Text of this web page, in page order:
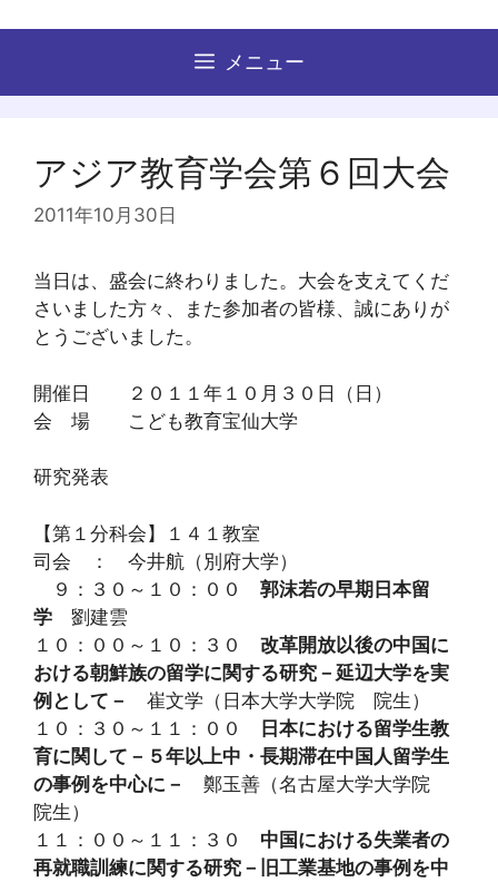
ン
メニュー
アジア教育学会第６回大会
2011年10月30日
当日は、盛会に終わりました。大会を支えてくだ
さいました方々、また参加者の皆様、誠にありが
とうございました。
開催日 ２０１１年１０月３０日（日）
会 場 こども教育宝仙大学
研究発表
【第１分科会】１４１教室
司会 ： 今井航（別府大学）
９：３０～１０：００ 郭沫若の早期日本留
学 劉建雲
１０：００～１０：３０ 改革開放以後の中国に
おける朝鮮族の留学に関する研究－延辺大学を実
例として－
崔文学（日本大学大学院 院生）
１０：３０～１１：００ 日本における留学生教
育に関して－５年以上中・長期滞在中国人留学生
の事例を中心に－ 鄭玉善（名古屋大学大学院
院生）
１１：００～１１：３０ 中国における失業者の
再就職訓練に関する研究－旧工業基地の事例を中